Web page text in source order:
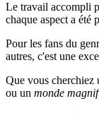
Le travail accompli
chaque aspect a été
Pour les fans du
autres, c'est une
Que vous cherchiez
ou un monde